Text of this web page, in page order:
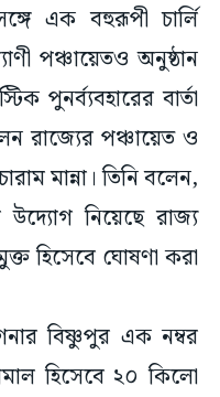
এক বহুরূপী চার্লি
পঞ্চায়েতও অনুষ্ঠান
পুনর্ব্যবহারের বার্তা
রাজ্যের পঞ্চায়েত ও
মান্না। তিনি বলেন,
উদ্যোগ নিয়েছে রাজ্য
হিসেবে ঘোষণা করা
বিষ্ণুপুর এক নম্বর
হিসেবে ২০ কিলো